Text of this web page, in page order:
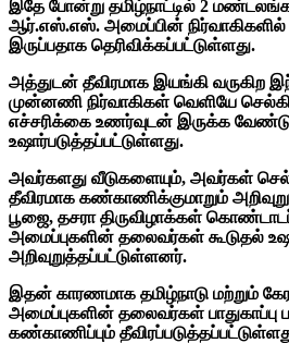
இதே போன்று தமிழ்நாட்டில் 2
ஆர்.எஸ்.எஸ். அமைப்பின் நிர்வாகிகளில்
இருப்பதாக தெரிவிக்கப்பட்டுள்ளது.
அத்துடன் தீவிரமாக இயங்கி வருகிற
முன்னணி நிர்வாகிகள் வெளியே
எச்சரிக்கை உணர்வுடன் இருக்க
உஷார்படுத்தப்பட்டுள்ளது.
அவர்களது வீடுகளையும், அவர்கள்
தீவிரமாக கண்காணிக்குமாறும்
பூஜை, தசரா திருவிழாக்கள்
அமைப்புகளின் தலைவர்கள் கூடுதல்
அறிவுறுத்தப்பட்டுள்ளனர்.
இதன் காரணமாக தமிழ்நாடு மற்றும்
அமைப்புகளின் தலைவர்கள் பாதுகாப்பு
கண்காணிப்பும்